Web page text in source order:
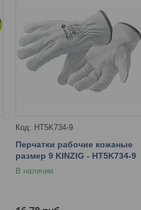
HT5K734-9
Перчатки рабочие кожаные
размер 9 KINZIG - HT5K734-9
В наличии